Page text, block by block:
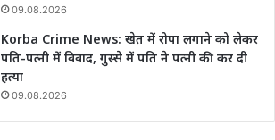
09.08.2026
Korba Crime News: खेत में रोपा लगाने को लेकर
पति-पत्नी में विवाद, गुस्से में पति ने पत्नी की कर दी
हत्या
09.08.2026